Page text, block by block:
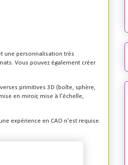
une personnalisation très
Vous pouvez également créer
primitives 3D (boîte, sphère,
en miroir, mise à l'échelle,
expérience en CAO n'est requise.